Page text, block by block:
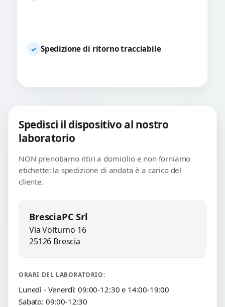
✓ Spedizione di ritorno tracciabile
Spedisci il dispositivo al nostro
laboratorio
NON prenotiamo ritiri a domicilio e non forniamo
etichette: la spedizione di andata è a carico del
cliente.
BresciaPC Srl
Via Volturno 16
25126 Brescia
ORARI DEL LABORATORIO:
Lunedì - Venerdì: 09:00-12:30 e 14:00-19:00
Sabato: 09:00-12:30